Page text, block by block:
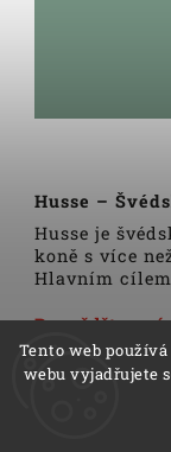
Tento web
webu vyjadřujete
Husse –
Husse je
koně s více
Hlavním cílem
Veškerá
vyrobeny
vybraných
podle
výrobní linky
Dozvědět se